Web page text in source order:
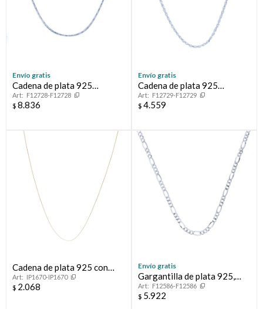
Envío gratis
Cadena de plata 925
CARDANO
F12728-F12728
$ 8.836
Envío gratis
Cadena de plata 925
TOURBILLON
F12729-F12729
$ 4.559
Cadena de plata 925 con
baño de oro amarillo, COLA
DE RATON.
IP1670-IP1670
$ 2.068
Envío gratis
Gargantilla de plata 925,
FIGARO, 50 cm.
F12586-F12586
$ 5.922